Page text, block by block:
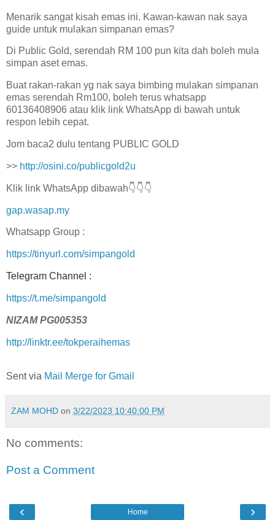
Menarik sangat kisah emas ini. Kawan-kawan nak saya
guide untuk mulakan simpanan emas?
Di Public Gold, serendah RM 100 pun kita dah boleh mula
simpan aset emas.
Buat rakan-rakan yg nak saya bimbing mulakan simpanan
emas serendah Rm100, boleh terus whatsapp
60136408906 atau klik link WhatsApp di bawah untuk
respon lebih cepat.
Jom baca2 dulu tentang PUBLIC GOLD
>> http://osini.co/publicgold2u
Klik link WhatsApp dibawah👇👇👇
gap.wasap.my
Whatsapp Group :
https://tinyurl.com/simpangold
Telegram Channel :
https://t.me/simpangold
NIZAM PG005353
http://linktr.ee/tokperaihemas
Sent via Mail Merge for Gmail
ZAM MOHD on 3/22/2023 10:40:00 PM
No comments:
Post a Comment
‹ ›
Home